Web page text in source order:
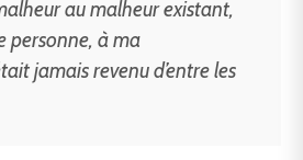
au malheur existant,
personne, à ma
jamais revenu d’entre les